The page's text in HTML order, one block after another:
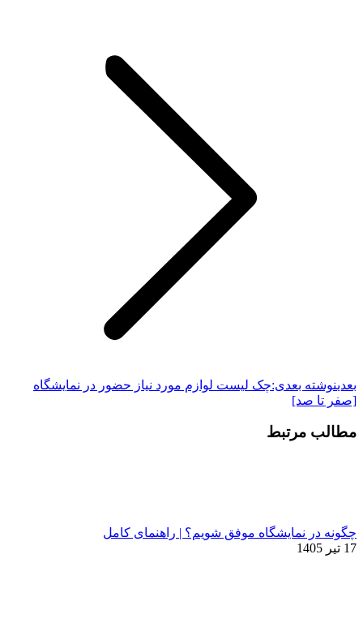
بعدینوشته بعدی:چک لیست لوازم مورد نیاز حضور در نمایشگاه
[صفر تا صد]
مطالب مرتبط
چگونه در نمایشگاه موفق شویم؟ | راهنمای کامل
17 تیر 1405